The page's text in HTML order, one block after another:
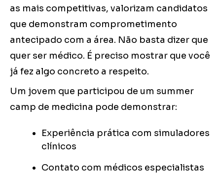
as mais competitivas, valorizam candidatos
que demonstram comprometimento
antecipado com a área. Não basta dizer que
quer ser médico. É preciso mostrar que você
já fez algo concreto a respeito.
Um jovem que participou de um summer
camp de medicina pode demonstrar:
Experiência prática com simuladores
clínicos
Contato com médicos especialistas